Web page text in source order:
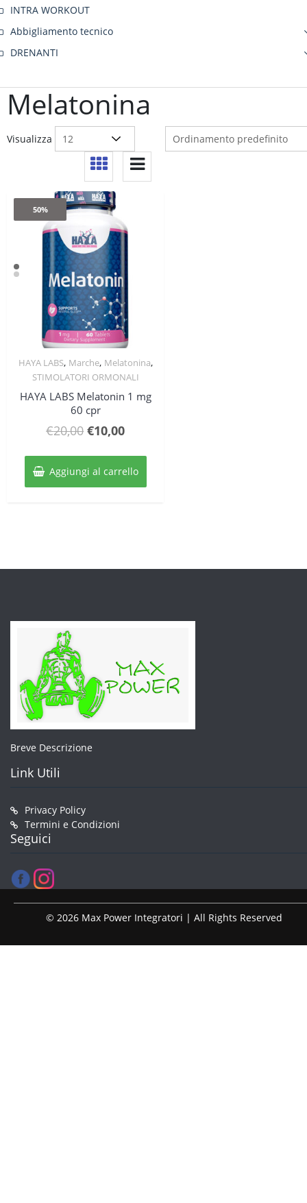
Melatonina
Visualizza
50%
Quick View
HAYA LABS, Marche, Melatonina,
STIMOLATORI ORMONALI
HAYA LABS Melatonin 1 mg
60 cpr
€20,00 Il
originale
era:
€10,00Il
attuale
è:
Aggiungi al carrello
INTRA WORKOUT
Abbigliamento tecnico
DRENANTI
Breve Descrizione
Link Utili
Privacy Policy
Termini e Condizioni
Seguici
© 2026 Max Power Integratori | All Rights Reserved